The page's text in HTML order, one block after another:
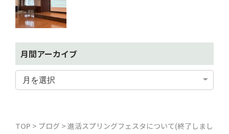
月間アーカイブ
TOP > ブログ > 進活スプリングフェスタについて(終了しまし